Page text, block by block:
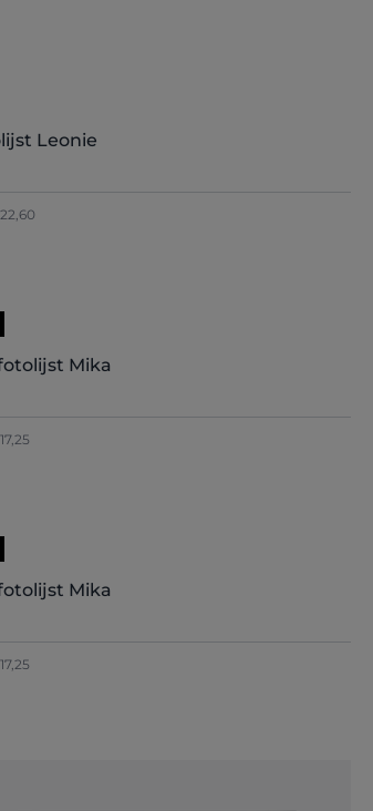
Leonie
van 5 van 5 sterren
Mika
van 5 van 5 sterren
Mika